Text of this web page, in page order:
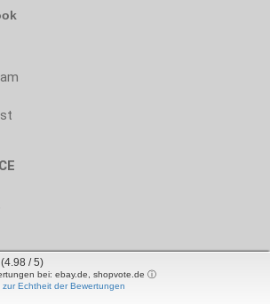
by Gambio.de © 2026
(4.98 / 5)
bei: ebay.de, shopvote.de ⓘ
zur Echtheit der Bewertungen